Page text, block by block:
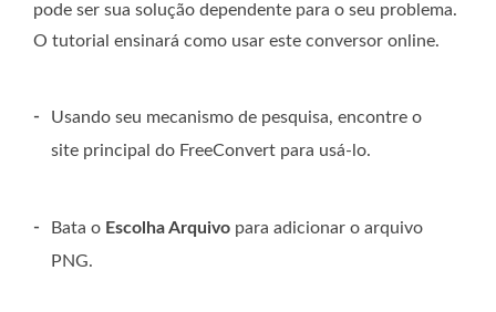
pode ser sua solução dependente para o seu problema.
O tutorial ensinará como usar este conversor online.
-
Usando seu mecanismo de pesquisa, encontre o
site principal do FreeConvert para usá-lo.
- Bata o Escolha Arquivo para adicionar o arquivo
PNG.